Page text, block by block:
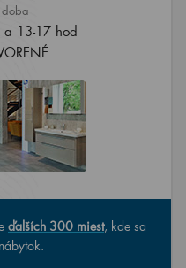
a 13-17 hod
ďalších 300 miest, kde sa